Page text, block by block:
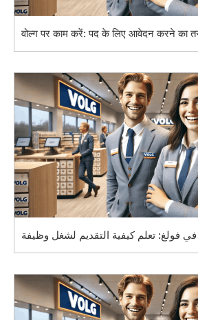
वोल्ग पर काम करें: पद के लिए आवेदन करने का
فولغ: تعلم كيفية التقديم لشغل وظيفة